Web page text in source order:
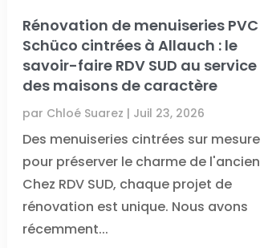
Rénovation de menuiseries PVC
Schüco cintrées à Allauch : le
savoir-faire RDV SUD au service
des maisons de caractère
par Chloé Suarez | Juil 23, 2026
Des menuiseries cintrées sur mesure
pour préserver le charme de l'ancien
Chez RDV SUD, chaque projet de
rénovation est unique. Nous avons
récemment...